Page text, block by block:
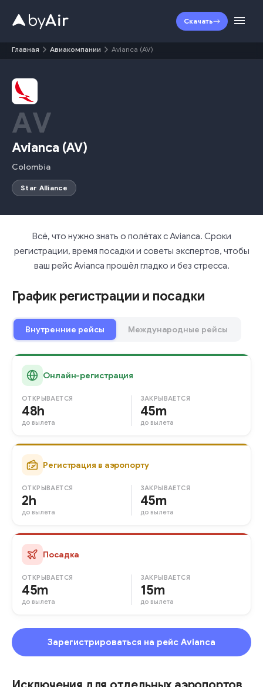
Скачать
Главная Авиакомпании Avianca (AV)
AV
Avianca (AV)
Colombia
Star Alliance
Всё, что нужно знать о полётах с Avianca. Сроки
регистрации, время посадки и советы экспертов, чтобы
ваш рейс Avianca прошёл гладко и без стресса.
График регистрации и посадки
Внутренние рейсы Международные рейсы
Онлайн-регистрация
ОТКРЫВАЕТСЯ
48h
до вылета
ЗАКРЫВАЕТСЯ
45m
до вылета
Регистрация в аэропорту
ОТКРЫВАЕТСЯ
2h
до вылета
ЗАКРЫВАЕТСЯ
45m
до вылета
Посадка
ОТКРЫВАЕТСЯ
45m
до вылета
ЗАКРЫВАЕТСЯ
15m
до вылета
Зарегистрироваться на рейс Avianca